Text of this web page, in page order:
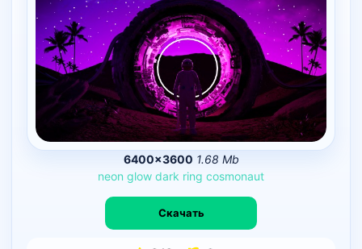
6400×3600 1.68 Mb
neon glow dark ring cosmonaut
Скачать